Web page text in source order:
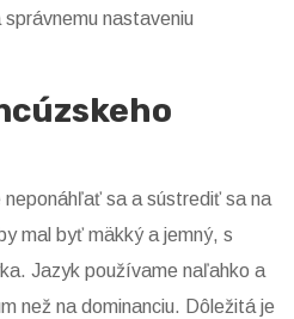
nastaveniu
neponáhľať sa a sústrediť sa na
mal byť mäkký a jemný, s
Jazyk používame naľahko a
než na dominanciu. Dôležitá je